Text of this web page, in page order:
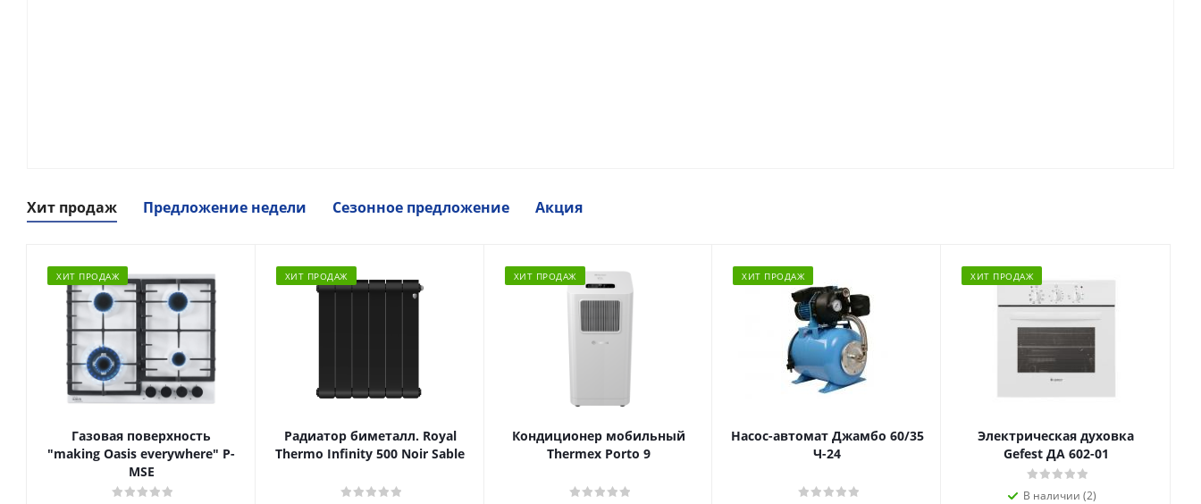
Хит продаж Предложение недели Сезонное предложение Акция
ХИТ ПРОДАЖ
Газовая поверхность
"making Oasis everywhere" P-
MSE
ХИТ ПРОДАЖ
Радиатор биметалл. Royal
Thermo Infinity 500 Noir Sable
ХИТ ПРОДАЖ
Кондиционер мобильный
Thermex Porto 9
ХИТ ПРОДАЖ
Насос-автомат Джамбо 60/35
Ч-24
ХИТ ПРОДАЖ
Электрическая духовка
Gefest ДА 602-01
В наличии (2)